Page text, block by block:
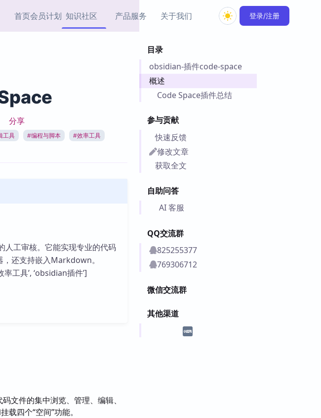
首页会员计划 知识社区
协作者
热门链接 Top5
产品服务
Obsidian 官方
件
PKMer 出品的闪念笔记
插件
Obsidian 教程
关于我们 登录/注册
目录
obsidian-插件code-space
概述
Code Space插件总结
参与贡献
快速反馈
修改文章
获取全文
自助问答
AI 客服
QQ交流群
825255377
769306712
微信交流群
其他渠道
分享
工具 #编程与脚本 #效率工具
工审核。它能实现专业的代码
还支持嵌入Markdown。
率工具’, ‘obsidian插件’]
文件的集中浏览、管理、编辑、
四个“空间”功能。